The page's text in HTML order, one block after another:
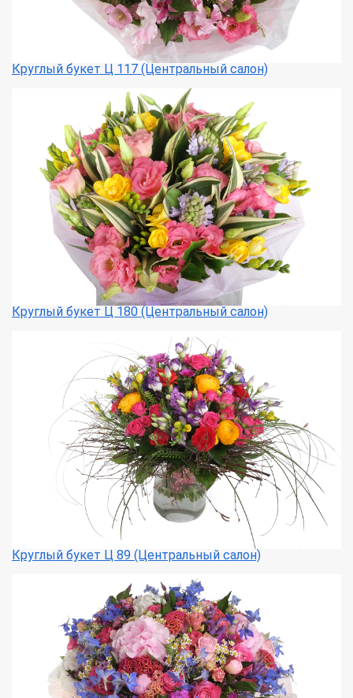
Круглый букет Ц 117 (Центральный салон)
Круглый букет Ц 180 (Центральный салон)
Круглый букет Ц 89 (Центральный салон)